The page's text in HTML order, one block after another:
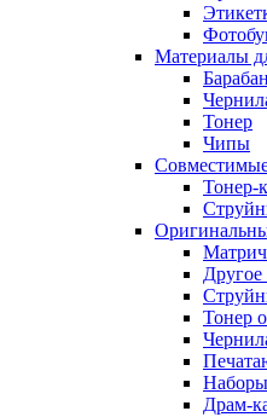
Материалы
Тонер
Чипы
Тонер-
Тонер
Драм-